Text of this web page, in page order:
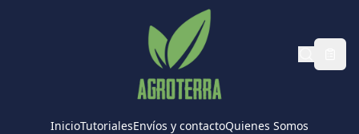
InicioTutorialesEnvíos y contactoQuienes Somos